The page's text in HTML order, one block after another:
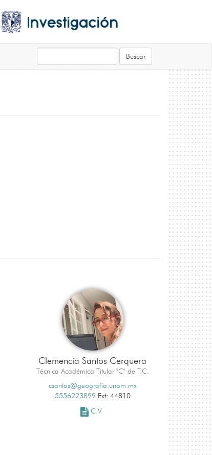
Buscar
Clemencia Santos Cerquera
Técnica Académica Titular "C" de T.C.
csantos@geografia.unam.mx
5556223899Ext: 44810
C.V